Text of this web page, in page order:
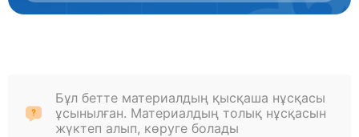
Бұл бетте материалдың қысқаша нұсқасы
ұсынылған. Материалдың толық нұсқасын
жүктеп алып, көруге болады